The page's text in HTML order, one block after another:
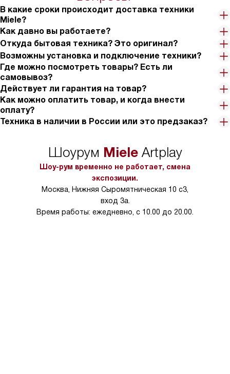
В какие сроки происходит доставка техники
Miele?
Как давно вы работаете?
Откуда бытовая техника? Это оригинал?
Возможны установка и подключение техники?
Где можно посмотреть товары? Есть ли
самовывоз?
Действует ли гарантия на товар?
Как можно оплатить товар, и когда внести
оплату?
Техника в наличии в России или это предзаказ?
Шоурум MieleArtplay
Шоу-рум временно не работает, смена
экспозиции.
Москва, Нижняя Сыромятническая 10 с3,
вход 3а.
Время работы: ежедневно, с 10.00 до 20.00.